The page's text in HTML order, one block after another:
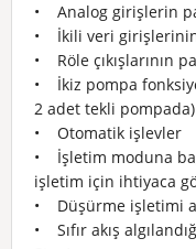
• Analog girişlerin
• İkili veri
• Röle çıkışlarının
• İkiz pompa
2 adet tekli pompada)
• Otomatik işlevler
• İşletim moduna
işletim için ihtiyaca
• Düşürme işletimi
• Sıfır akış